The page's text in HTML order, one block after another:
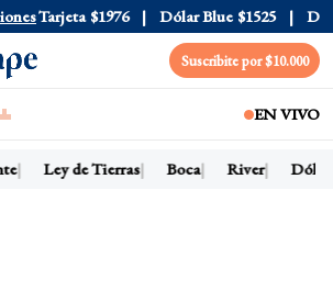
$1976 Dólar Blue $1525 Dólar
Suscribite por $10.000
EN VIVO
Ley de Tierras Boca River Dólar